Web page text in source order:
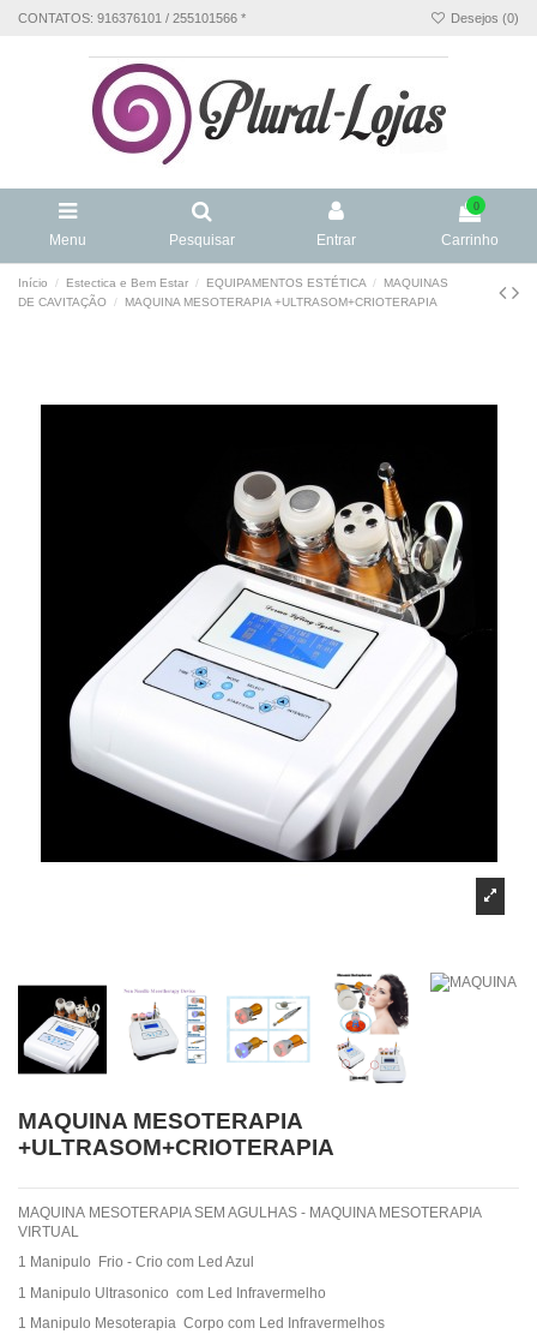
CONTATOS: 916376101 / 255101566 * Desejos (0)
Menu Pesquisar Entrar
0
Carrinho
Início Estectica e Bem Estar EQUIPAMENTOS ESTÉTICA
MAQUINAS
DE CAVITAÇÃO
MAQUINA MESOTERAPIA +ULTRASOM+CRIOTERAPIA
MAQUINA MESOTERAPIA
+ULTRASOM+CRIOTERAPIA
MAQUINA MESOTERAPIA SEM AGULHAS - MAQUINA MESOTERAPIA
VIRTUAL
1 Manipulo Frio - Crio com Led Azul
1 Manipulo Ultrasonico com Led Infravermelho
1 Manipulo Mesoterapia Corpo com Led Infravermelhos